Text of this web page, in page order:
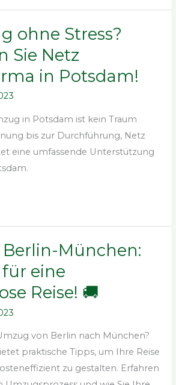
ohne Stress?
Sie Netz
in Potsdam!
in Potsdam ist kein Traum
bis zur Durchführung, Netz
eine umfassende Unterstützung
München:
eine
Reise! 🚚
von Berlin nach München?
praktische Tipps, um Ihre Reise
zu gestalten. Erfahren